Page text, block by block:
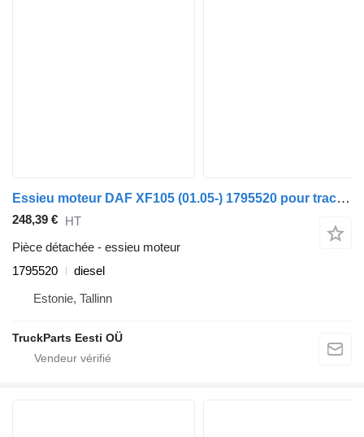
Essieu moteur DAF XF105 (01.05-) 1795520 pour tracteur routier DAF XF95, XF105 (2001-2014)
248,39 € HT
Pièce détachée - essieu moteur
1795520
diesel
Estonie, Tallinn
TruckParts Eesti OÜ